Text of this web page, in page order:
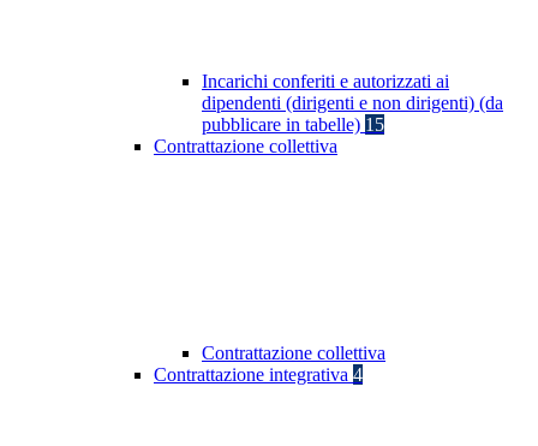
Incarichi conferiti e autorizzati ai
dipendenti (dirigenti e non dirigenti) (da
pubblicare in tabelle) 15
Contrattazione collettiva
Contrattazione collettiva
Contrattazione integrativa 4